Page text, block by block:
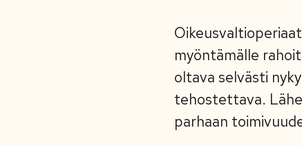
myöntämälle
oltava selvästi
tehostettava.
parhaan